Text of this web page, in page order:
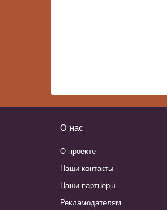
О нас
О проекте
Наши контакты
Наши партнеры
Рекламодателям